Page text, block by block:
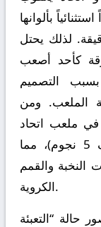
بألوانها
لذلك يحتل
كأحد أصعب
بسبب التصميم
الملعب. ومن
في ملعب اتحاد
يعقوب المنصور لمعايير الفيفا (تصنيف 5 نجوم)، مما
النخبة والقمم
الكروية.
حالة “التعبئة